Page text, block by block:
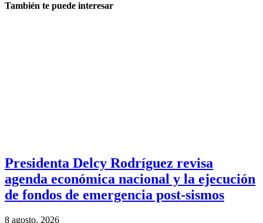
También te puede interesar
Presidenta Delcy Rodríguez revisa
agenda económica nacional y la ejecución
de fondos de emergencia post-sismos
8 agosto, 2026